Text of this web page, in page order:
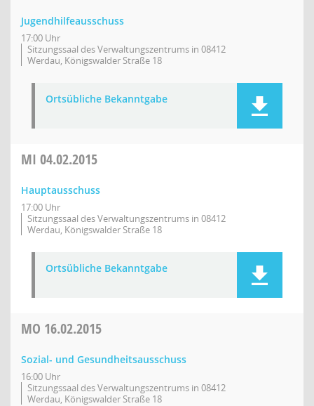
Jugendhilfeausschuss
17:00 Uhr
Sitzungssaal des Verwaltungszentrums in 08412
Werdau, Königswalder Straße 18
Ortsübliche Bekanntgabe
MI 04.02.2015
Hauptausschuss
17:00 Uhr
Sitzungssaal des Verwaltungszentrums in 08412
Werdau, Königswalder Straße 18
Ortsübliche Bekanntgabe
MO 16.02.2015
Sozial- und Gesundheitsausschuss
16:00 Uhr
Sitzungssaal des Verwaltungszentrums in 08412
Werdau, Königswalder Straße 18